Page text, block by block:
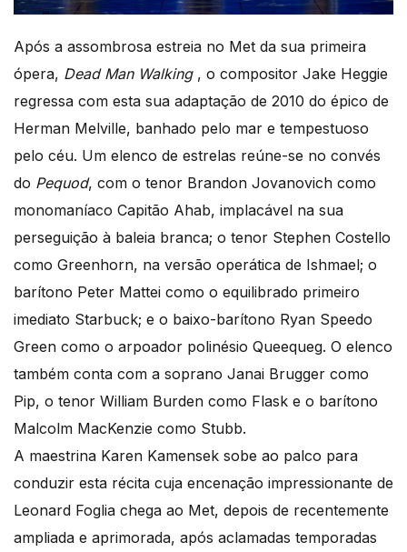
Após a assombrosa estreia no Met da sua primeira
ópera, Dead Man Walking, o compositor Jake Heggie
regressa com esta sua adaptação de 2010 do épico de
Herman Melville, banhado pelo mar e tempestuoso
pelo céu. Um elenco de estrelas reúne-se no convés
do Pequod, com o tenor Brandon Jovanovich como
monomaníaco Capitão Ahab, implacável na sua
perseguição à baleia branca; o tenor Stephen Costello
como Greenhorn, na versão operática de Ishmael; o
barítono Peter Mattei como o equilibrado primeiro
imediato Starbuck; e o baixo-barítono Ryan Speedo
Green como o arpoador polinésio Queequeg. O elenco
também conta com a soprano Janai Brugger como
Pip, o tenor William Burden como Flask e o barítono
Malcolm MacKenzie como Stubb.
A maestrina Karen Kamensek sobe ao palco para
conduzir esta récita cuja encenação impressionante de
Leonard Foglia chega ao Met, depois de recentemente
ampliada e aprimorada, após aclamadas temporadas